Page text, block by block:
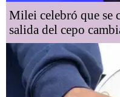
Milei celebró que se
salida del cepo